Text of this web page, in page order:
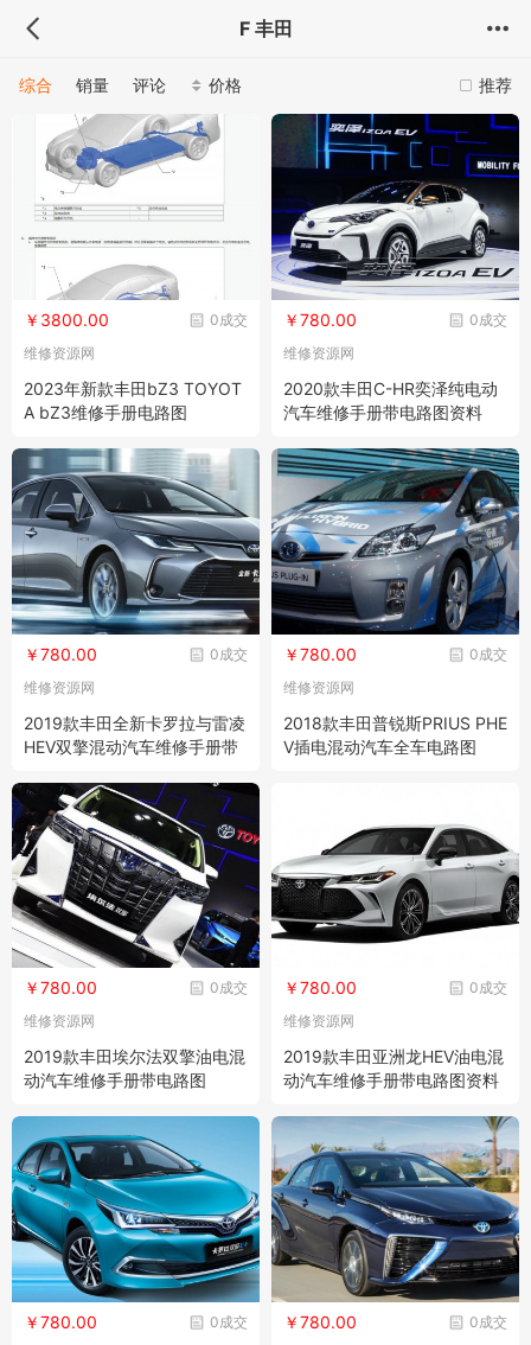
F 丰田
推荐
综合 销量 评论 价格
0成交
￥3800.00
维修资源网
2023年新款丰田bZ3 TOYOT
A bZ3维修手册电路图
0成交
￥780.00
维修资源网
2020款丰田C-HR奕泽纯电动
汽车维修手册带电路图资料
0成交
￥780.00
维修资源网
2019款丰田全新卡罗拉与雷凌
HEV双擎混动汽车维修手册带
0成交
￥780.00
维修资源网
2018款丰田普锐斯PRIUS PHE
V插电混动汽车全车电路图
0成交
￥780.00
维修资源网
2019款丰田埃尔法双擎油电混
动汽车维修手册带电路图
0成交
￥780.00
维修资源网
2019款丰田亚洲龙HEV油电混
动汽车维修手册带电路图资料
0成交
￥780.00 0成交
￥780.00